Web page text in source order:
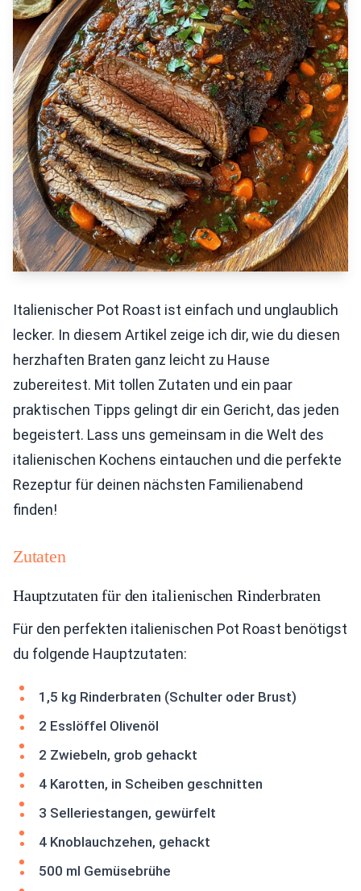
Italienischer Pot Roast ist einfach und unglaublich
lecker. In diesem Artikel zeige ich dir, wie du diesen
herzhaften Braten ganz leicht zu Hause
zubereitest. Mit tollen Zutaten und ein paar
praktischen Tipps gelingt dir ein Gericht, das jeden
begeistert. Lass uns gemeinsam in die Welt des
italienischen Kochens eintauchen und die perfekte
Rezeptur für deinen nächsten Familienabend
finden!
Zutaten
Hauptzutaten für den italienischen Rinderbraten
Für den perfekten italienischen Pot Roast benötigst
du folgende Hauptzutaten:
1,5 kg Rinderbraten (Schulter oder Brust)
2 Esslöffel Olivenöl
2 Zwiebeln, grob gehackt
4 Karotten, in Scheiben geschnitten
3 Selleriestangen, gewürfelt
4 Knoblauchzehen, gehackt
500 ml Gemüsebrühe